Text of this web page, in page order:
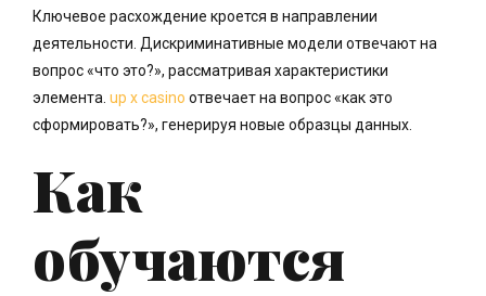
Ключевое расхождение кроется в направлении
деятельности. Дискриминативные модели отвечают на
вопрос «что это?», рассматривая характеристики
элемента. up x casino отвечает на вопрос «как это
сформировать?», генерируя новые образцы данных.
Как
обучаются